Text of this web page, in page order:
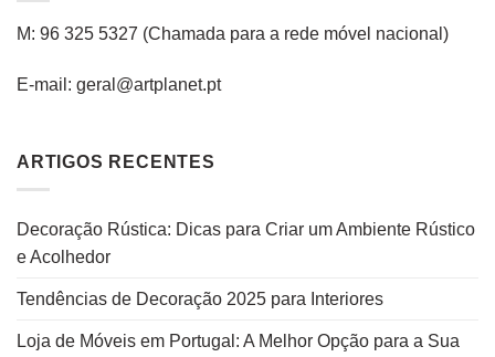
M: 96 325 5327 (Chamada para a rede móvel nacional )
E-mail: geral@artplanet.pt
ARTIGOS RECENTES
Decoração Rústica: Dicas para Criar um Ambiente Rústico
e Acolhedor
Tendências de Decoração 2025 para Interiores
Loja de Móveis em Portugal: A Melhor Opção para a Sua